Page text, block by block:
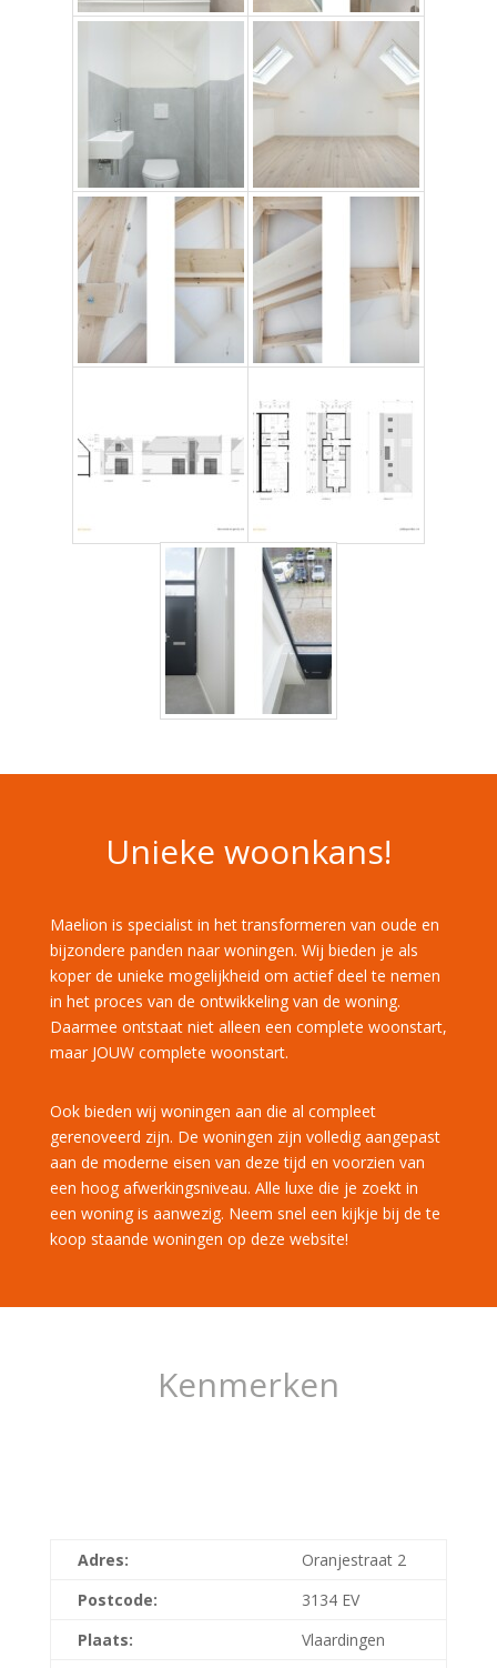
Unieke woonkans!
Maelion is specialist in het transformeren van oude en
bijzondere panden naar woningen. Wij bieden je als
koper de unieke mogelijkheid om actief deel te nemen
in het proces van de ontwikkeling van de woning.
Daarmee ontstaat niet alleen een complete woonstart,
maar JOUW complete woonstart.
Ook bieden wij woningen aan die al compleet
gerenoveerd zijn. De woningen zijn volledig aangepast
aan de moderne eisen van deze tijd en voorzien van
een hoog afwerkingsniveau. Alle luxe die je zoekt in
een woning is aanwezig. Neem snel een kijkje bij de te
koop staande woningen op deze website!
Kenmerken
Adres:
Oranjestraat 2
Postcode:
3134 EV
Plaats:
Vlaardingen